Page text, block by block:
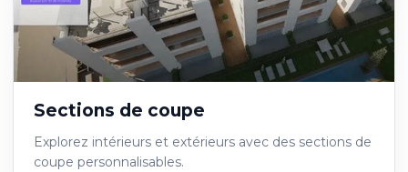
Sections de coupe
Explorez intérieurs et extérieurs avec des sections de
coupe personnalisables.